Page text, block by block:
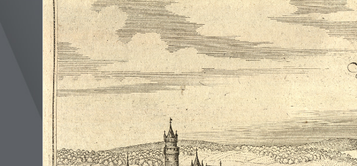
SHIP TYPES
Milestones in the history of European
shipbuilding
MERIAN'S GERMANY 1642 - 1654
Interaktive Karte
Image gallery
Imprint
Wissenswert